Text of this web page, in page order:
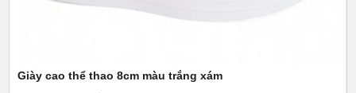
Giày cao thể thao 8cm màu trắng xám